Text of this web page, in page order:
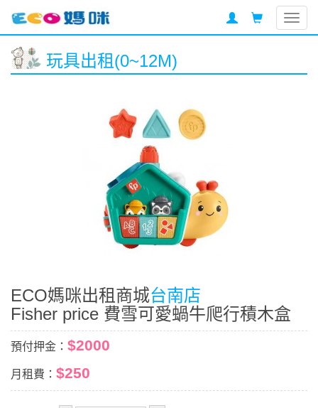
玩具出租(0~12M)
ECO媽咪出租商城台南店
Fisher price 費雪可愛蝸牛爬行積木盒
預付押金： $2000
月租費： $250